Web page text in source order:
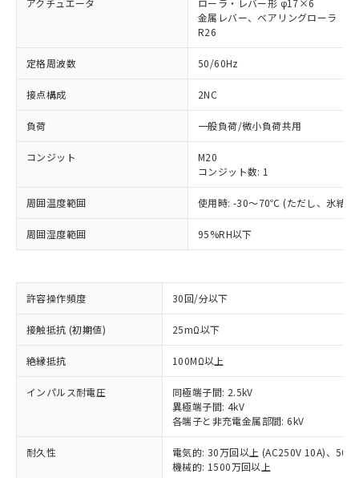
アクチュエータ
ローラ・レバー形 φ17×6
金属レバー、ベアリングローラ
R26
定格周波数 50/60Hz
接点構成 2NC
負荷 一般負荷/微小負荷共用
コンジット
M20
コンジット数: 1
周囲温度範囲 使用時: -30～70℃ (ただし、氷結し
周囲湿度範囲 95%RH以下
許容操作頻度 30回/分以下
接触抵抗 (初期値) 25mΩ以下
絶縁抵抗 100MΩ以上
インパルス耐電圧
同極端子間: 2.5kV
異極端子間: 4kV
各端子と非充電金属部間: 6kV
耐久性
電気的: 30万回以上 (AC250V 10A)、50
機械的: 1500万回以上
ご利用条件
※1 対応状況
対応済み：EU RoHS指令（10物質）の
非含有に対応した製品が提供可能な商品で
対応予定：EU RoHS指令（10物質）の非含
有に対応した製品に切り替える予定のある
対応予定なし：EU RoHS指令（10物質）の